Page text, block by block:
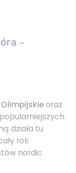
-
oraz
działa tu
rok
nordic